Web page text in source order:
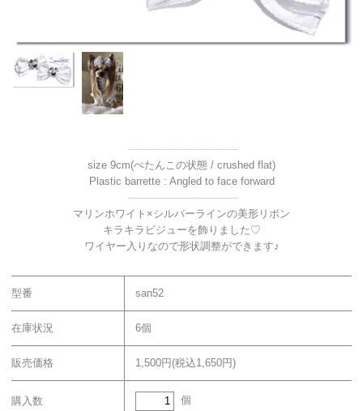
----------------------------------
size 9cm(ぺたんこの状態 / crushed flat)
Plastic barrette : Angled to face forward
----------------------------------
マリンホワイト×シルバーラインの美形リボン
キラキラビジューを飾りました♡
ワイヤー入りなので形状調整ができます♪
型番 san52
在庫状況 6個
販売価格 1,500円(税込1,650円)
購入数 個